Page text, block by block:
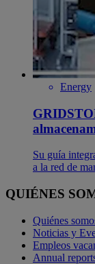
Energy
Su guía
a la red de
QUIÉNES
Quiénes
Noticias y
Empleos
Annual